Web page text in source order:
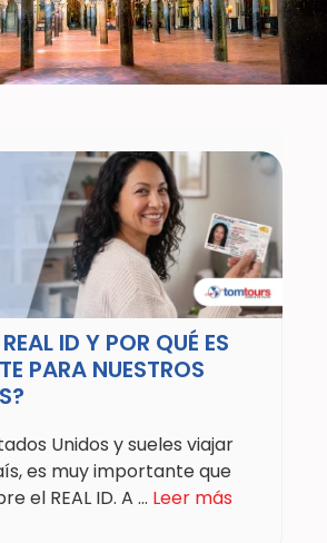
ID Y POR QUÉ ES
PARA NUESTROS
Unidos y sueles viajar
es muy importante que
el REAL ID. A ... Leer más